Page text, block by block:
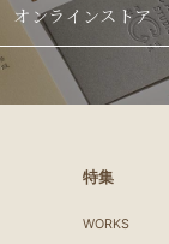
オンラインストア
特集
WORKS